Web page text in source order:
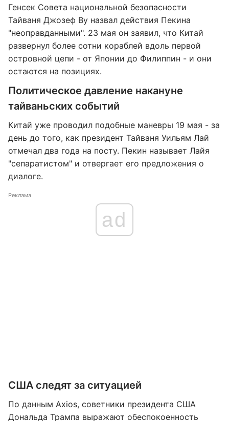
Генсек Совета национальной безопасности
Тайваня Джозеф Ву назвал действия Пекина
"неоправданными". 23 мая он заявил, что Китай
развернул более сотни кораблей вдоль первой
островной цепи - от Японии до Филиппин - и они
остаются на позициях.
Политическое давление накануне
тайваньских событий
Китай уже проводил подобные маневры 19 мая - за
день до того, как президент Тайваня Уильям Лай
отмечал два года на посту. Пекин называет Лайя
"сепаратистом" и отвергает его предложения о
диалоге.
Реклама
ad
США следят за ситуацией
По данным Axios, советники президента США
Дональда Трампа выражают обеспокоенность